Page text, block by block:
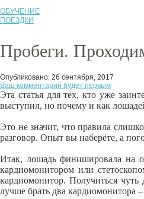
ОБУЧЕНИЕ
ПОЕЗДКИ
Пробеги.
Опубликовано: 26 сентября, 2017
Ваш комментарий будет первым
Эта статья для тех, кто уже
выступил, но почему и как
Это не значит, что правила
разговор. Опыт вы наберёте, а
Итак, лошадь финишировала на
кардиомонитором или
кардиомонитор. Получиться
лучше брать два кардиомонитора